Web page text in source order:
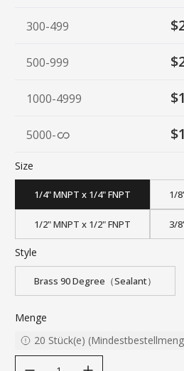
300-499
500-999
1000-4999
5000-
Size
1/4" MNPT x 1/4" FNPT 1/
1/2" MNPT x 1/2" FNPT 3/
Style
Brass 90 Degree（Sealant）
Menge
20 Stück(e) (